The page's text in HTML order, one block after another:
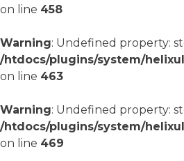
on line 458
Warning: Undefined property:
/htdocs/plugins/system/
on line 463
Warning: Undefined property:
/htdocs/plugins/system/
on line 469